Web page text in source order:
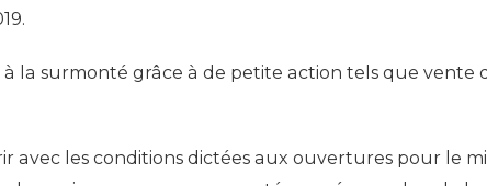
à la surmonté grâce à de petite action tels que
avec les conditions dictées aux ouvertures pour le